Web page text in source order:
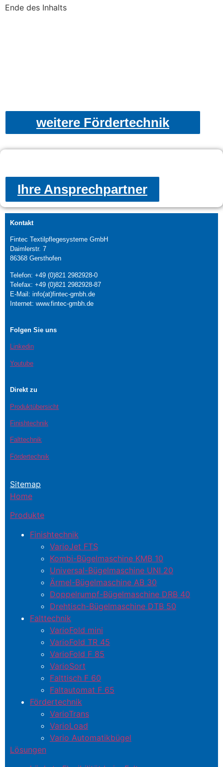
Ende des Inhalts
weitere Fördertechnik
Ihre Ansprechpartner
Kontakt
Fintec Textilpflegesysteme GmbH
Daimlerstr. 7
86368 Gersthofen
Telefon: +49 (0)821 2982928-0
Telefax: +49 (0)821 2982928-87
E-Mail: info(at)fintec-gmbh.de
Internet: www.fintec-gmbh.de
Folgen Sie uns
Linkedin
Youtube
Direkt zu
Produktübersicht
Finishtechnik
Falttechnik
Fördertechnik
Sitemap
Home
Produkte
Finishtechnik
VarioJet FTS
Kombi-Bügelmaschine KMB 10
Universal-Bügelmaschine UNI 20
Ärmel-Bügelmaschine AB 30
Doppelrumpf-Bügelmaschine DRB 40
Drehtisch-Bügelmaschine DTB 50
Falttechnik
VarioFold mini
VarioFold TR 45
VarioFold F 85
VarioSort
Falttisch F 60
Faltautomat F 65
Fördertechnik
VarioTrans
VarioLoad
Vario Automatikbügel
Lösungen